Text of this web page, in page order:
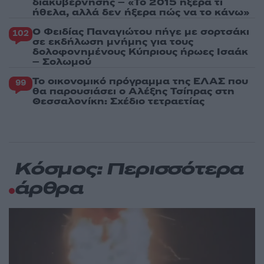
ήθελα, αλλά δεν ήξερα πώς να το κάνω»
102 Ο Φειδίας Παναγιώτου πήγε με σορτσάκι
σε εκδήλωση μνήμης για τους
δολοφονημένους Κύπριους ήρωες Ισαάκ
– Σολωμού
99 Το οικονομικό πρόγραμμα της ΕΛΑΣ που
θα παρουσιάσει ο Αλέξης Τσίπρας στη
Θεσσαλονίκη: Σχέδιο τετραετίας
Κόσμος: Περισσότερα
άρθρα